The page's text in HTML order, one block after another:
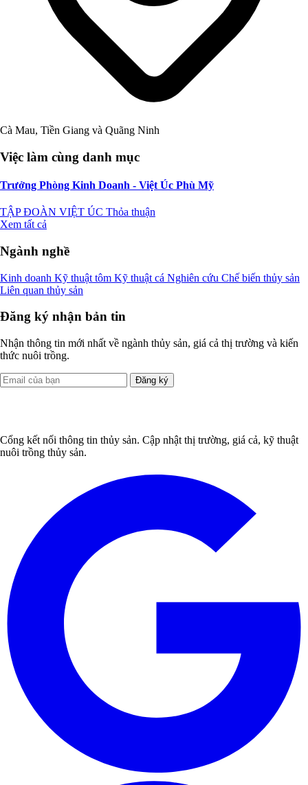
Cà Mau, Tiền Giang và Quãng Ninh
Việc làm cùng danh mục
Trưởng Phòng Kinh Doanh - Việt Úc Phù Mỹ
TẬP ĐOÀN VIỆT ÚC Thỏa thuận
Xem tất cả
Ngành nghề
Kinh doanh Kỹ thuật tôm Kỹ thuật cá Nghiên cứu Chế biến thủy sản
Liên quan thủy sản
Đăng ký nhận bản tin
Nhận thông tin mới nhất về ngành thủy sản, giá cả thị trường và kiến
thức nuôi trồng.
Đăng ký
Cổng kết nối thông tin thủy sản. Cập nhật thị trường, giá cả, kỹ thuật
nuôi trồng thủy sản.